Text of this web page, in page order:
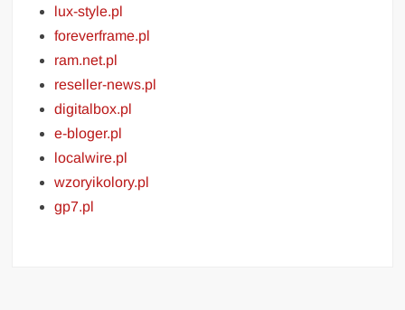
lux-style.pl
foreverframe.pl
ram.net.pl
reseller-news.pl
digitalbox.pl
e-bloger.pl
localwire.pl
wzoryikolory.pl
gp7.pl